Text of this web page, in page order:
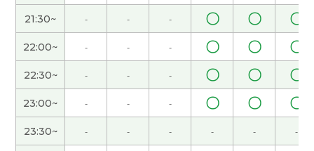
我不j我不知道为什么,上次用不了Teams，可下课以
后,我自己解决问题了。下次应该不会出问题的。(
女性 )
海南天气很好，人也不多，海滩很漂亮，玩得很开
心。( 女性 )
我分不清什么样的词是很复杂的。( 女性 )
21:30~ - - - 〇 〇 〇
22:00~ - - - 〇 〇 〇
22:30~ - - - 〇 〇 〇
23:00~ - - - 〇 〇 〇
23:30~ - - - - - -